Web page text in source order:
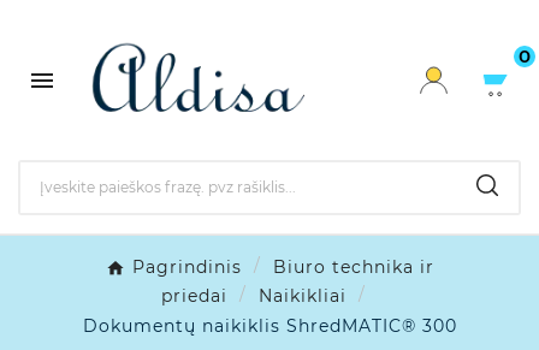

0
Pagrindinis
Biuro technika ir
priedai
Naikikliai
Dokumentų naikiklis ShredMATIC® 300